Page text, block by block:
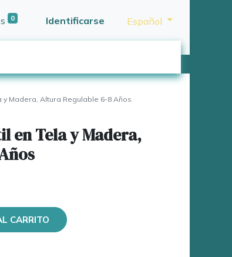
0 Identificarse Español
y Madera, Altura Regulable 6-8 Años
en Tela y Madera,
CARRITO